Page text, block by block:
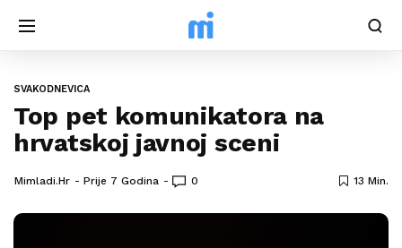
SVAKODNEVICA
Top pet komunikatora na
hrvatskoj javnoj sceni
Mimladi.hr Prije 7 Godina 0 13 Min.